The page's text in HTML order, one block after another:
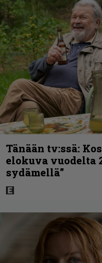
Tänään tv:ssä:
elokuva vuodelta
sydämellä”